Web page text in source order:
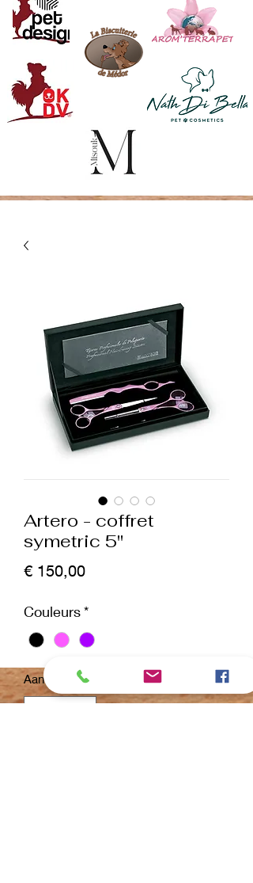
Artero - coffret
symetric 5"
€ 150,00Prijs
Couleurs*
Aantal